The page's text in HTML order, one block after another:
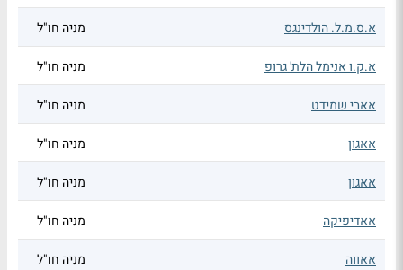
א.ס.מ.ל. הולדינגס מניה חו"ל
א.ק.ו אנימל הלת' גרופ מניה חו"ל
אאבי שמידט מניה חו"ל
אאגון מניה חו"ל
אאגון מניה חו"ל
אאדיפיקה מניה חו"ל
אאווה מניה חו"ל